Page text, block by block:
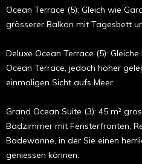
Ocean Terrace (5): Gleich wie
grösserer Balkon mit Tagesbett
Deluxe Ocean Terrace (5):
Ocean Terrace, jedoch höher
einmaligen Sicht aufs Meer.
Grand Ocean Suite (3): 45 m²
Badzimmer mit Fensterfronten,
Badewanne, in der Sie einen
geniessen können.